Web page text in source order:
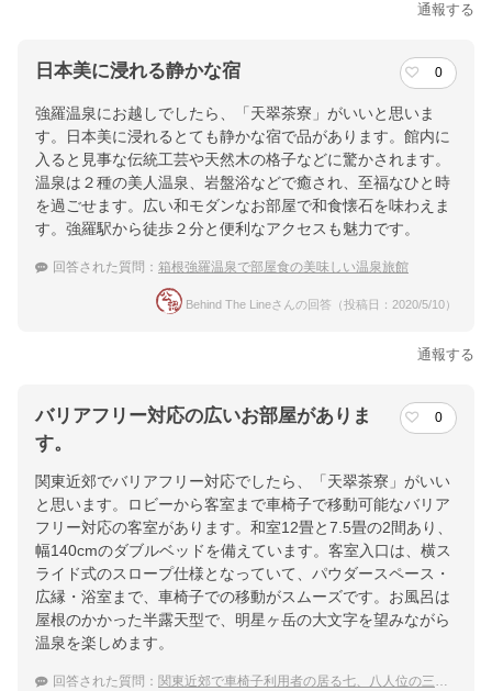
通報する
日本美に浸れる静かな宿 0
強羅温泉にお越しでしたら、「天翠茶寮」がいいと思いま
す。日本美に浸れるとても静かな宿で品があります。館内に
入ると見事な伝統工芸や天然木の格子などに驚かされます。
温泉は２種の美人温泉、岩盤浴などで癒され、至福なひと時
を過ごせます。広い和モダンなお部屋で和食懐石を味わえま
す。強羅駅から徒歩２分と便利なアクセスも魅力です。
回答された質問： 箱根強羅温泉で部屋食の美味しい温泉旅館
Behind The Lineさんの回答（投稿日：2020/5/10）
通報する
バリアフリー対応の広いお部屋がありま
す。
0
関東近郊でバリアフリー対応でしたら、「天翠茶寮」がいい
と思います。ロビーから客室まで車椅子で移動可能なバリア
フリー対応の客室があります。和室12畳と7.5畳の2間あり、
幅140cmのダブルベッドを備えています。客室入口は、横ス
ライド式のスロープ仕様となっていて、パウダースペース・
広縁・浴室まで、車椅子での移動がスムーズです。お風呂は
屋根のかかった半露天型で、明星ヶ岳の大文字を望みながら
温泉を楽しめます。
回答された質問： 関東近郊で車椅子利用者の居る七、八人位の三世代家族が泊まれるバリアフリー対応の宿を探してます。